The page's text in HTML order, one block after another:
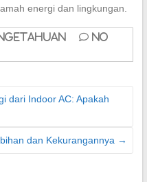
energi dan lingkungan.
No
dari Indoor AC: Apakah
dan Kekurangannya →